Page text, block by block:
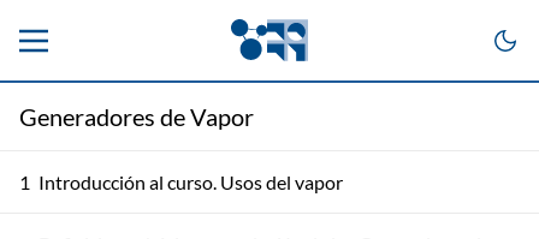
Generadores de Vapor
1 Introducción al curso. Usos del vapor